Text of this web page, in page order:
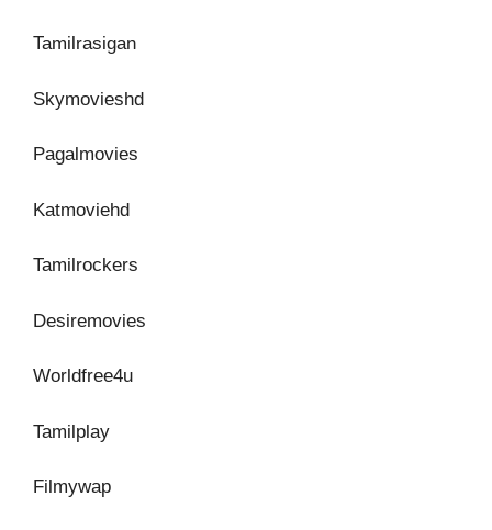
Tamilrasigan
Skymovieshd
Pagalmovies
Katmoviehd
Tamilrockers
Desiremovies
Worldfree4u
Tamilplay
Filmywap